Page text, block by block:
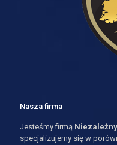
Nasza firma
Jesteśmy firmą
specjalizujemy się w